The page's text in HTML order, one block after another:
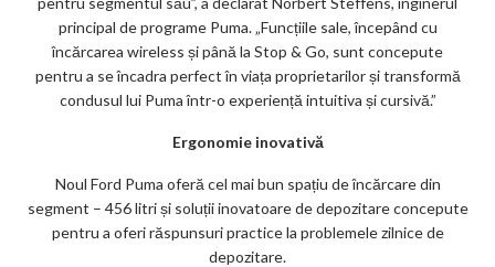
principal de programe Puma. „Funcțiile sale, începând cu
încărcarea wireless și până la Stop & Go, sunt concepute
pentru a se încadra perfect în viața proprietarilor și transformă
condusul lui Puma într-o experiență intuitiva și cursivă.”
Ergonomie inovativă
Noul Ford Puma oferă cel mai bun spațiu de încărcare din
segment – 456 litri și soluții inovatoare de depozitare concepute
pentru a oferi răspunsuri practice la problemele zilnice de
depozitare.